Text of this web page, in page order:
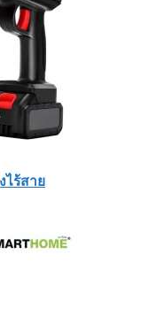
ไร้สาย